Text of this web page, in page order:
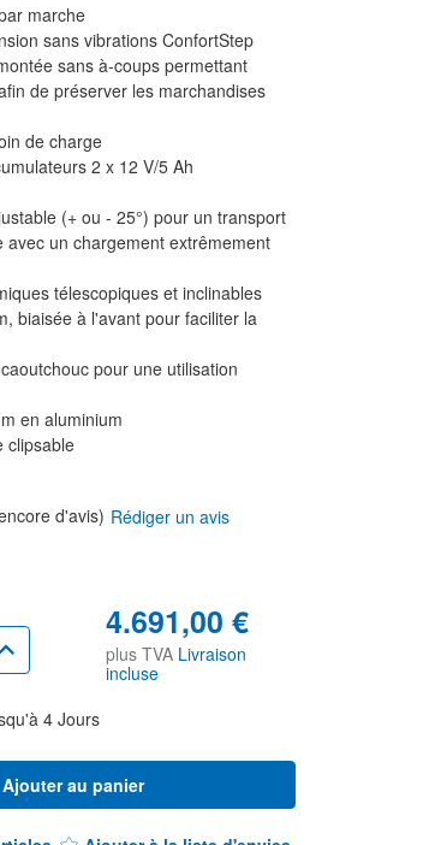
marche
sans vibrations ConfortStep
sans à-coups permettant
de préserver les marchandises
de charge
2 x 12 V/5 Ah
(+ ou - 25°) pour un transport
avec un chargement extrêmement
télescopiques et inclinables
biaisée à l'avant pour faciliter la
pour une utilisation
en aluminium
clipsable
d'avis) Rédiger un avis
Augmenter
Diable
CU
200
4.691,00 €
plus TVA Livraison
incluse
4 Jours